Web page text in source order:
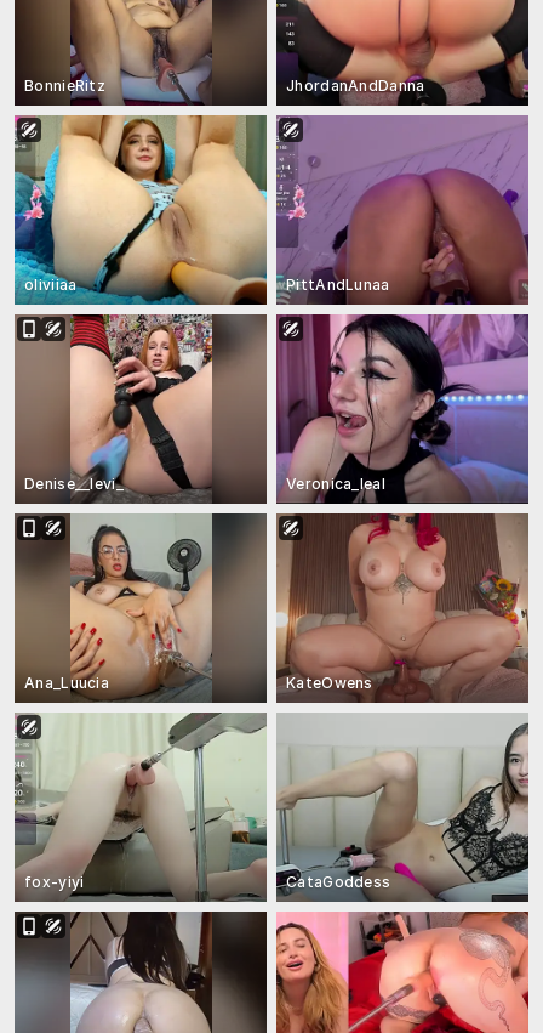
BonnieRitz JhordanAndDanna
oliviiaa PittAndLunaa
Denise__levi_ Veronica_leal
Ana_Luucia KateOwens
fox-yiyi CataGoddess